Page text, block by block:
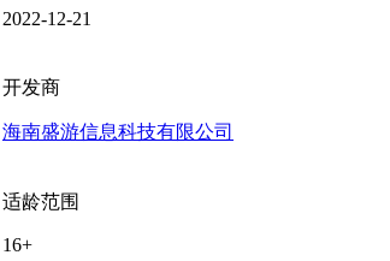
2022-12-21
开发商
海南盛游信息科技有限公司
适龄范围
16+